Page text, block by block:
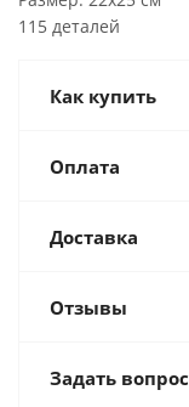
115 деталей
Как купить
Оплата
Доставка
Отзывы
Задать вопрос